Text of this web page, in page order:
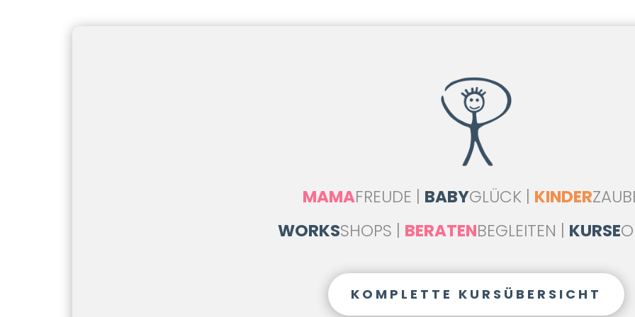
MAMAFREUDE | BABYGLÜCK | KINDER
WORKSSHOPS | BERATENBEGLEITEN | KURSE
KOMPLETTE KURSÜBERSICHT